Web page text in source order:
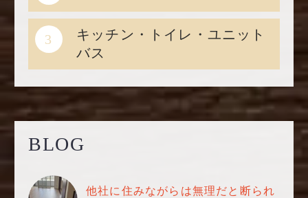
3
キッチン・トイレ・ユニット
バス
BLOG
他社に住みながらは無理だと断られ